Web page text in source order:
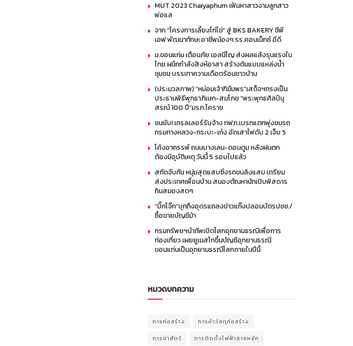
MUT 2023 Chaiyaphum เฟ้นหาสาวงามลูกสาว
พ่อแล
จาก “โครงการเลี้ยงไก่ไข่” สู่ BKS BAKERY ซีพี
เอฟ พัฒนาทักษะอาชีพน้องๆ รร.คอนเน็กซ์ อีดี
ม.ขอนแก่น เตือนภัย เอลนีโญ ส่งผลแล้งรุนแรงใน
ไทย ผนึกกำลังสิงห์อาสา สร้างต้นแบบแหล่งน้ำ
ชุมชน บรรเทาความเดือดร้อนชาวบ้าน
(ประมวลภาพ) “หม่อมเจ้าฑิฆัมพร”เสด็จฯทรงเป็น
ประธานพิธีพุทธาภิเษก-สมโภช “พระพุทธศิลป์นุ
สรณ์ 100 ปี”มรภ.โคราช
ชนยับ! เทรลเลอร์รับจ้าง กฟภ.เบรกแตกพุ่งชนรถ
กรมทางหลวง-กระบะ-เก๋ง อัดเสาไฟดับ 2 เจ็บ 5
โค้งอาถรรพ์ ถนนบางเลน-ดอนตูม หลังฝนตก
ต้องมีอุบัติเหตุ วันนี้ 5 รอบไปแล้ว
สกัดจับทัน หนุ่มสุดแสบซิ่งรถขนลิงแสม เตรียม
ส่งประเทศเพื่อนบ้าน สนองตัณหานักเปิบพิสดาร
กินสมองสดๆ
“บิ๊กโจ๊ก”บุกถึงอุดรแถลงข่าวแก๊งปลอมบัตรปชช./
ซื้อขายบัญชีม้า
กรมทรัพยฯนำทัพเปิดโลกอุทยานธรณีเพื่อการ
ท่องเที่ยว เผยยูเนสโกขึ้นบัญชีอุทยานธรณี
ขอนแก่นเป็นอุทยานธรณีโลกภายในปีนี้
หมวดบทความ
การก่อสร้าง การค้าวัสดุก่อสร้าง
การฆ่าสัตว์ การติดตั้งไฟฟ้าสายหลัก